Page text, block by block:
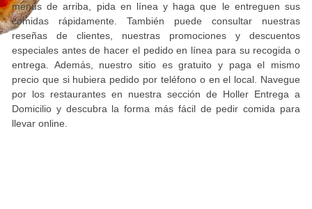
menús de arriba, pida en línea y haga que le entreguen sus
comidas rápidamente. También puede consultar nuestras
reseñas de clientes, nuestras promociones y descuentos
especiales antes de hacer el pedido en línea para su recogida o
entrega. Además, nuestro sitio es gratuito y paga el mismo
precio que si hubiera pedido por teléfono o en el local. Navegue
por los restaurantes en nuestra sección de Holler Entrega a
Domicilio y descubra la forma más fácil de pedir comida para
llevar online.